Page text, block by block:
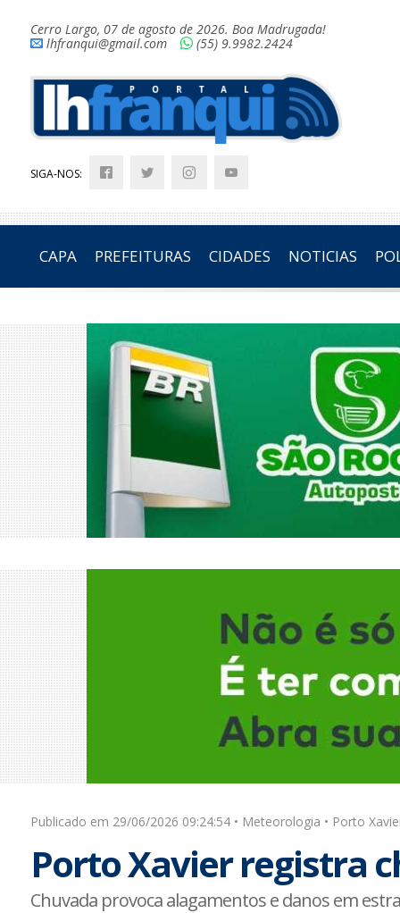
Cerro Largo, 07 de agosto de 2026. Boa Madrugada!
lhfranqui@gmail.com
(55) 9.9982.2424
SIGA-NOS:
CAPA PREFEITURAS CIDADES NOTICIAS
Publicado em 29/06/2026 09:24:54 • Meteorologia • Porto
Porto Xavier registra
Chuvada provoca alagamentos e danos em